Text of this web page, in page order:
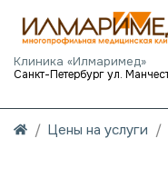
Клиника «Илмаримед»
Цены на услуги